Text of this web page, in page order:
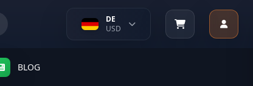
DE
USD
BLOG